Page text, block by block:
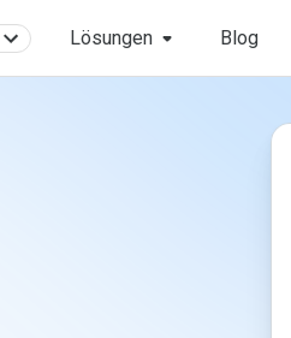
Lösungen Blog